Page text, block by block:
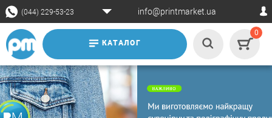
(044) 229-53-23 info@printmarket.ua
КАТАЛОГ
0